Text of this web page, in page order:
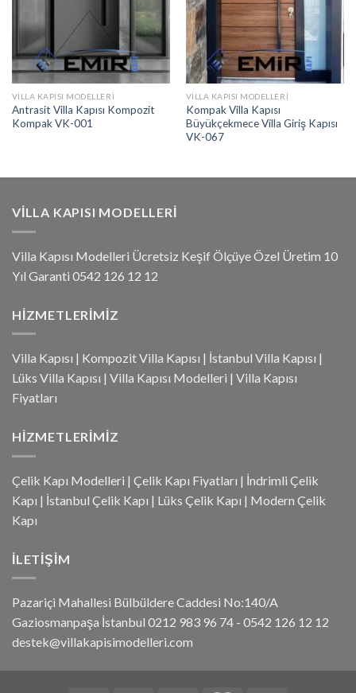
VILLA KAPISI MODELLERI
Antrasit Villa Kapısı Kompozit
Kompak VK-001
VILLA KAPISI MODELLERI
Kompak Villa Kapısı
Büyükçekmece Villa Giriş Kapısı
VK-067
VILLA KAPISI MODELLERI
Villa Kapısı Modelleri Ücretsiz Keşif Ölçüye Özel Üretim 10
Yıl Garanti 0542 126 12 12
HIZMETLERIMIZ
Villa Kapısı | Kompozit Villa Kapısı | İstanbul Villa Kapısı |
Lüks Villa Kapısı | Villa Kapısı Modelleri | Villa Kapısı
Fiyatları
HIZMETLERIMIZ
Çelik Kapı Modelleri | Çelik Kapı Fiyatları | İndrimli Çelik
Kapı | İstanbul Çelik Kapı | Lüks Çelik Kapı | Modern Çelik
Kapı
İLETIŞIM
Pazariçi Mahallesi Bülbüldere Caddesi No:140/A
Gaziosmanpaşa İstanbul 0212 983 96 74 - 0542 126 12 12
destek@villakapisimodelleri.com